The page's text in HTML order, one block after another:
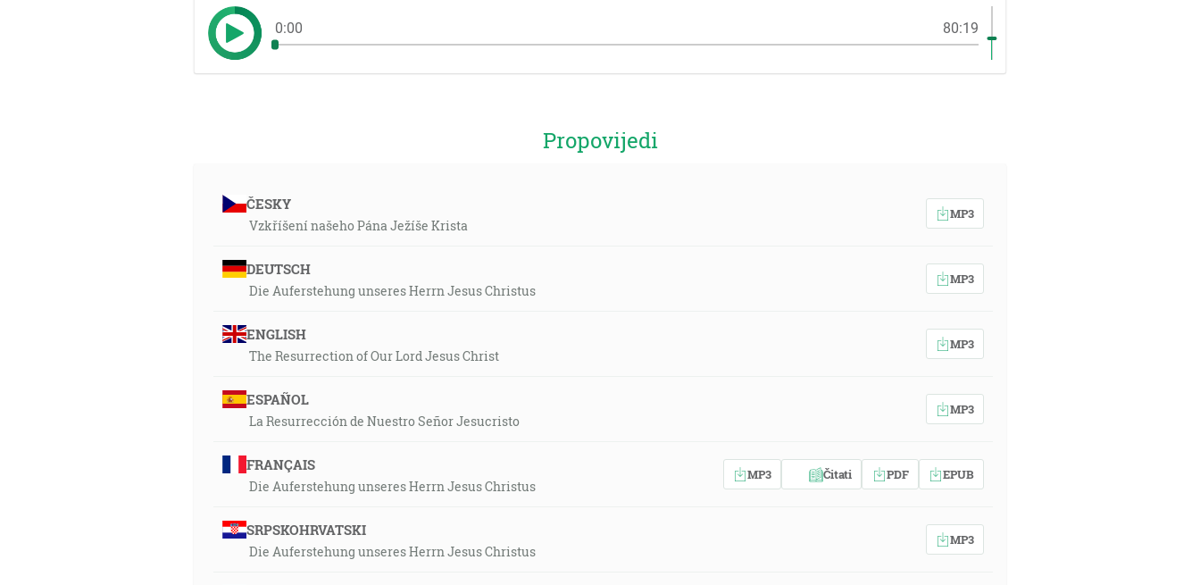
0:00 80:19
Propovijedi
ČESKY
Vzkříšení našeho Pána Ježíše Krista
MP3
DEUTSCH
Die Auferstehung unseres Herrn Jesus Christus
MP3
ENGLISH
The Resurrection of Our Lord Jesus Christ
MP3
ESPAÑOL
La Resurrección de Nuestro Señor Jesucristo
MP3
FRANÇAIS
Die Auferstehung unseres Herrn Jesus Christus
MP3 Čitati PDF EPUB
SRPSKOHRVATSKI
Die Auferstehung unseres Herrn Jesus Christus
MP3